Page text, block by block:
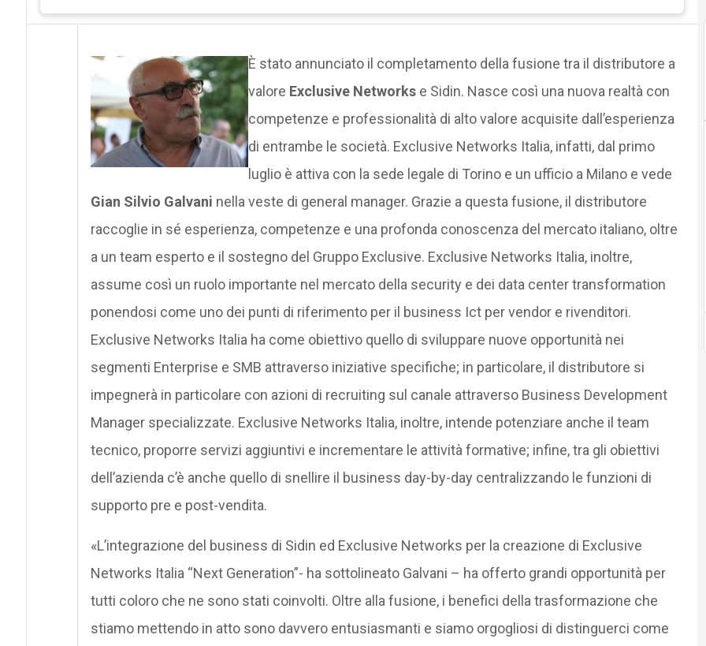
È stato annunciato il completamento della fusione tra il distributore a
valore Exclusive Networks e Sidin. Nasce così una nuova realtà con
competenze e professionalità di alto valore acquisite dall’esperienza
di entrambe le società. Exclusive Networks Italia, infatti, dal primo
luglio è attiva con la sede legale di Torino e un ufficio a Milano e vede
Gian Silvio Galvani nella veste di general manager. Grazie a questa fusione, il distributore
raccoglie in sé esperienza, competenze e una profonda conoscenza del mercato italiano, oltre
a un team esperto e il sostegno del Gruppo Exclusive. Exclusive Networks Italia, inoltre,
assume così un ruolo importante nel mercato della security e dei data center transformation
ponendosi come uno dei punti di riferimento per il business Ict per vendor e rivenditori.
Exclusive Networks Italia ha come obiettivo quello di sviluppare nuove opportunità nei
segmenti Enterprise e SMB attraverso iniziative specifiche; in particolare, il distributore si
impegnerà in particolare con azioni di recruiting sul canale attraverso Business Development
Manager specializzate. Exclusive Networks Italia, inoltre, intende potenziare anche il team
tecnico, proporre servizi aggiuntivi e incrementare le attività formative; infine, tra gli obiettivi
dell’azienda c’è anche quello di snellire il business day-by-day centralizzando le funzioni di
supporto pre e post-vendita.
«L’integrazione del business di Sidin ed Exclusive Networks per la creazione di Exclusive
Networks Italia “Next Generation”- ha sottolineato Galvani – ha offerto grandi opportunità per
tutti coloro che ne sono stati coinvolti. Oltre alla fusione, i benefici della trasformazione che
stiamo mettendo in atto sono davvero entusiasmanti e siamo orgogliosi di distinguerci come